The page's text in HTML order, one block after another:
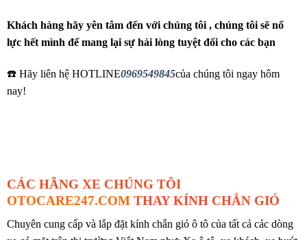
Khách hàng hãy yên tâm đến với chúng tôi , chúng tôi sẽ nổ
lực hết mình để mang lại sự hài lòng tuyệt đối cho các bạn
☎️ Hãy liên hệ HOTLINE0969549845của chúng tôi ngay hôm
nay!
CÁC HÃNG XE CHÚNG TÔI
OTOCARE247.COM THAY KÍNH CHẮN GIÓ
Chuyên cung cấp và lắp đặt kính chắn gió ô tô của tất cả các dòng